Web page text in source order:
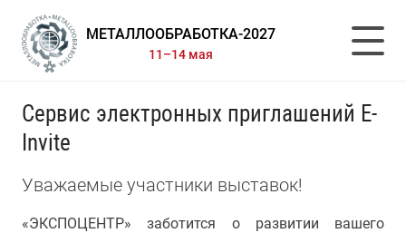
МЕТАЛЛООБРАБОТКА-2027
11–14 мая
Сервис электронных приглашений E-
Invite
Уважаемые участники выставок!
«ЭКСПОЦЕНТР» заботится о развитии вашего